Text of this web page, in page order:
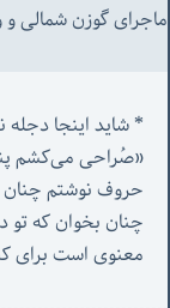
ماجرای گوزن شمالی و‌
«صُراحی می‌کشم پنهان‌ و مردم‌ دفتر انگارند»... «
چنان بخوان که تو
معنوی است برای